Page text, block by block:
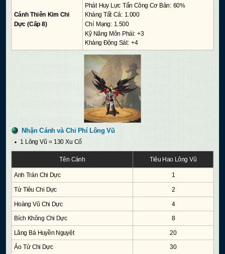
Cánh Thiên Kim Chi
Dực (Cấp 8)
Phát Huy Lực Tấn Công Cơ Bản: 60%
Kháng Tất Cả: 1.000
Chí Mạng: 1.500
Kỹ Năng Môn Phái: +3
Kháng Động Sát: +4
Nhận Cánh và Chi Phí Lông Vũ
1 Lông Vũ = 130 Xu Cổ
Tên Cánh Tiêu Hao Lông Vũ
Anh Trán Chi Dực 1
Tử Tiêu Chi Dực 2
Hoàng Vũ Chi Dực 4
Bích Không Chi Dực 8
Lăng Bá Huyền Nguyệt 20
Ảo Tử Chi Dực 30